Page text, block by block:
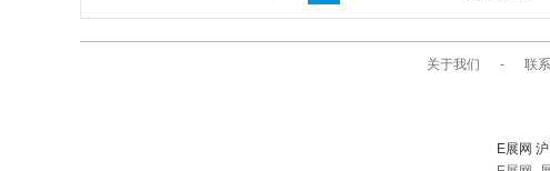
关于我们 - 联
E展网